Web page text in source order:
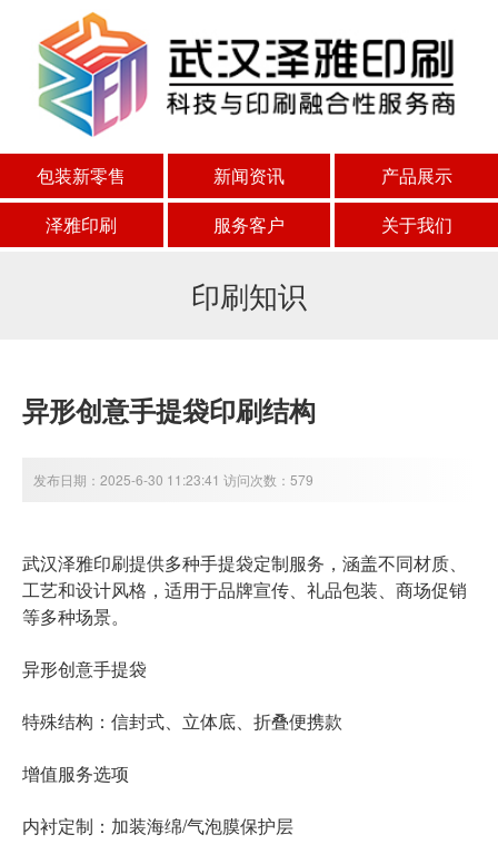
包装新零售 新闻资讯
产品展示
泽雅印刷
服务客户 关于我们
印刷知识
异形创意手提袋印刷结构
发布日期：2025-6-30 11:23:41 访问次数：579
武汉泽雅印刷提供多种手提袋定制服务 ，涵盖不同材质、
工艺和设计风格，适用于品牌宣传、礼品包装、商场促销
等多种场景。
异形创意手提袋
特殊结构：信封式、立体底、折叠便携款
增值服务选项
内衬定制：加装海绵/气泡膜保护层